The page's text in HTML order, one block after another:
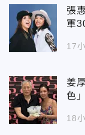
張
軍
17
姜
色
18